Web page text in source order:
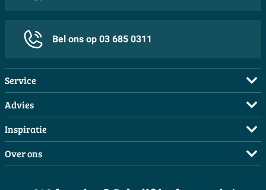
Bel ons op 03 685 0311
Service
Veelgestelde vragen
Bestellen
Betalen
Bezorgen / afhalen
Advies
Maak een afspraak
Doe de offerte check
3D tekening maken
Inspiratie
Complete badkamers
Complete toiletruimtes
Over ons